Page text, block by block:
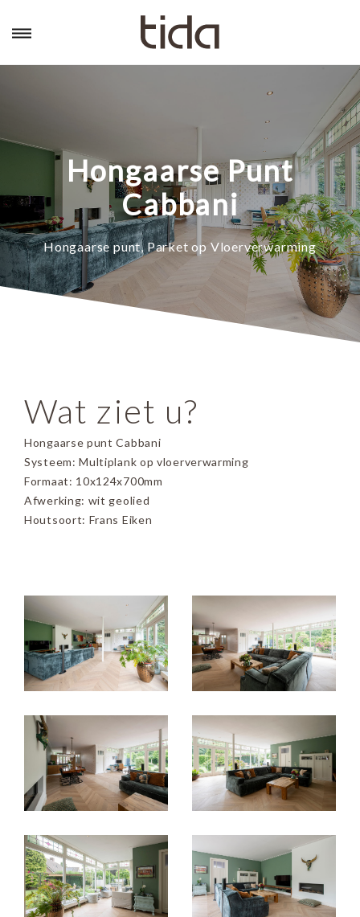
Hongaarse Punt
Cabbani
Hongaarse punt,Parket op Vloerverwarming
Wat ziet u?
Hongaarse punt Cabbani
Systeem: Multiplank op vloerverwarming
Formaat: 10x124x700mm
Afwerking: wit geolied
Houtsoort: Frans Eiken